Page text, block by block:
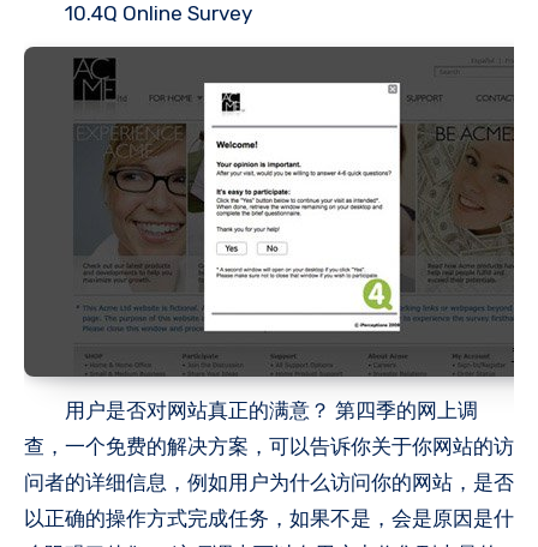
10.4Q Online Survey
用户是否对网站真正的满意？ 第四季的网上调
查，一个免费的解决方案，可以告诉你关于你网站的访
问者的详细信息，例如用户为什么访问你的网站，是否
以正确的操作方式完成任务，如果不是，会是原因是什